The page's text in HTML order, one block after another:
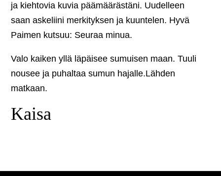
ja kiehtovia kuvia päämäärästäni. Uudelleen
saan askeliini merkityksen ja kuuntelen. Hyvä
Paimen kutsuu: Seuraa minua.
Valo kaiken yllä läpäisee sumuisen maan. Tuuli
nousee ja puhaltaa sumun hajalle.Lähden
matkaan.
Kaisa